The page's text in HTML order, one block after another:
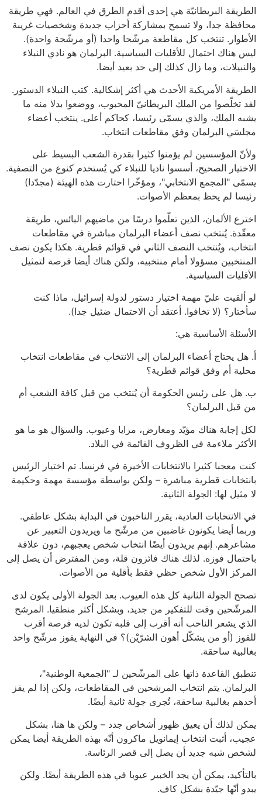
الطريقة البريطانيّة هي إحدى أقدم الطرق في العالم. فهي طريقة
محافظة جدا، ولا تسمح بمشاركة أحزاب جديدة وشخصيات غريبة
الأطوار. تنتخب كل مقاطعة مرشّحا واحدا (أو مرشّحة واحدة).
ليس هناك احتمال للأقليات السياسية. البرلمان هو نادي النبلاء
والنبيلات، وما زال كذلك إلى حد بعيد أيضا.
الطريقة الأمريكية الأحدث هي أكثر إشكالية. كتب النبلاء الدستور.
لقد تخلّصوا من الملك البريطانيّ المحبوب، ووضعوا بدلا منه ما
يشبه الملك، والذي يسمّى رئيسا، كحاكم أعلى. ينتخب أعضاء
مجلسَي البرلمان وفق مقاطعات انتخاب.
ولأنّ المؤسسين لم يؤمنوا كثيرا بقدرة الشعب البسيط على
الاختيار الصحيح، أسسوا ناديا للنبلاء كي يُستخدم كنوع من التصفية.
يسمّى "المجمع الانتخابي"، ومؤخّرا اختارت هذه الهيئة (مجدّدا)
رئيسا لم يحظ بمعظم الأصوات.
اخترع الألمان، الذين تعلّموا درسًا من ماضيهم البائس، طريقة
معقّدة. يُنتخب نصف أعضاء البرلمان مباشرة في مقاطعات
انتخاب، ويُنتخب النصف الثاني في قوائم قطرية. هكذا يكون نصف
المنتخبين مسؤولا أمام منتخبيه، ولكن هناك أيضا فرصة لتمثيل
الأقليات السياسية.
لو ألقيت عليّ مهمة اختيار دستور لدولة إسرائيل، ماذا كنت
سأختار؟ (لا تخافوا. أعتقد أن الاحتمال ضئيل جدا).
الأسئلة الأساسية هي:
‌أ. هل يحتاج أعضاء البرلمان إلى الانتخاب في مقاطعات انتخاب
محلية أم وفق قوائم قطرية؟
‌ب. هل على رئيس الحكومة أن يُنتخب من قبل كافة الشعب أم
من قبل البرلمان؟
لكل إجابة هناك مؤيّد ومعارض، مزايا وعيوب. والسؤال هو ما هو
الأكثر ملاءمة في الظروف القائمة في البلاد.
كنت معجبا كثيرا بالانتخابات الأخيرة في فرنسا. تم اختيار الرئيس
بانتخابات قطرية مباشرة – ولكن بواسطة مؤسسة مهمة وحكيمة
لا مثيل لها: الجولة الثانية.
في الانتخابات العادية، يقرر الناخبون في البداية بشكل عاطفي.
وربما أيضا يكونون غاضبين من مرشّح ما ويريدون التعبير عن
مشاعرهم. إنهم يريدون أيضًا انتخاب شخص يعجبهم، دون علاقة
باحتمال فوزه. لذلك هناك فائزون قلة، ومن المفترض أن يصل إلى
المركز الأول شخص حظي فقط بأقلية من الأصوات.
تصحح الجولة الثانية كل هذه العيوب. بعد الجولة الأولى يكون لدى
المرشّحين وقت للتفكير من جديد، وبشكل أكثر منطقيا. المرشح
الذي يشعر الناخب أنه أقرب إلى قلبه تكون لديه فرصة أقرب
للفوز (أو من يشكّل أهون الشرّيْن)؟ في النهاية يفوز مرشّح واحد
بغالبية ساحقة.
تنطبق القاعدة ذاتها على المرشّحين لـ "الجمعية الوطنية"،
البرلمان. يتم انتخاب المرشحين في المقاطعات، ولكن إذا لم يفز
أحدهم بغالبية ساحقة، تُجرى جولة ثانية أيضًا.
يمكن لذلك أن يعيق ظهور أشخاص جدد – ولكن ها هنا، بشكل
عجيب، أثبت انتخاب إيمانويل ماكرون أنّه بهذه الطريقة أيضا يمكن
لشخص شبه جديد أن يصل إلى قصر الرئاسة.
بالتأكيد، يمكن أن يجد الخبير عيوبا في هذه الطريقة أيضًا. ولكن
يبدو أنّها جيّدة بشكل كاف.